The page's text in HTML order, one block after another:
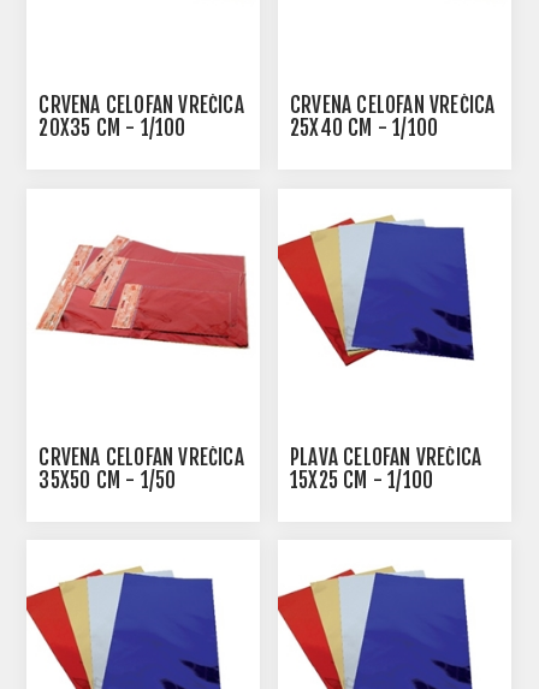
CRVENA CELOFAN VREĆICA
20X35 CM - 1/100
CRVENA CELOFAN VREĆICA
25X40 CM - 1/100
CRVENA CELOFAN VREĆICA
35X50 CM - 1/50
PLAVA CELOFAN VREĆICA
15X25 CM - 1/100